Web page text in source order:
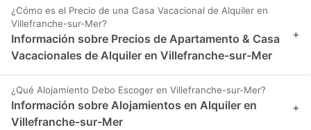
¿Cómo es el Precio de una Casa Vacacional de Alquiler en
Villefranche-sur-Mer?
Información sobre Precios de Apartamento & Casa
Vacacionales de Alquiler en Villefranche-sur-Mer
+
¿Qué Alojamiento Debo Escoger en Villefranche-sur-Mer?
Información sobre Alojamientos en Alquiler en
Villefranche-sur-Mer
+